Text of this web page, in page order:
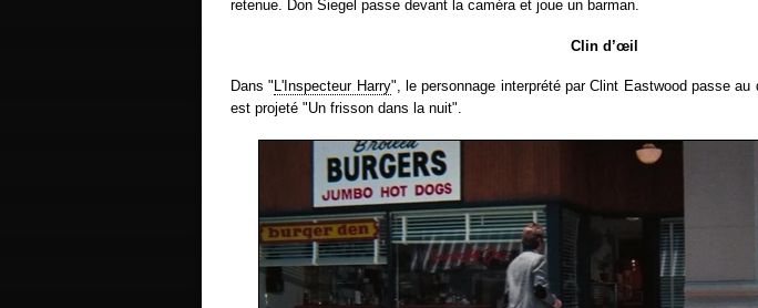
retenue. Don Siegel passe devant la caméra et joue un barman.
Clin d’œil
Dans " L'Inspecteur Harry", le personnage interprété par Clint Eastwood passe
est projeté "Un frisson dans la nuit".